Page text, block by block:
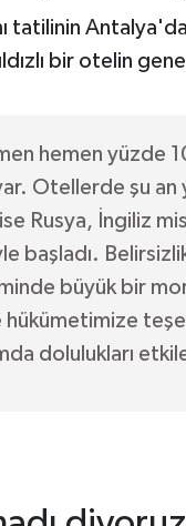
tatilinin
bir otelin
hemen yüzde
Otellerde şu
ise Rusya, İngiliz
başladı.
büyük bir
dolulukları